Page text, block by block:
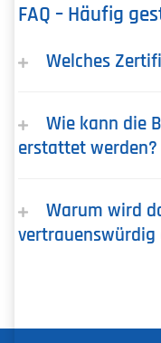
FAQ – Häufig
Welches
Wie kann die
erstattet werden?
Warum wird
vertrauenswürdig